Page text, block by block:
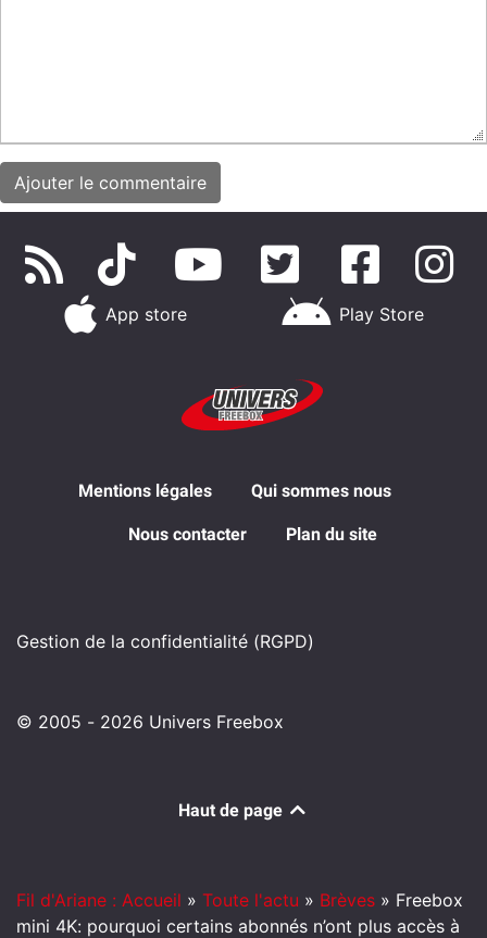
App store Play Store
Mentions légales Qui sommes nous
Nous contacter Plan du site
Gestion de la confidentialité (RGPD)
© 2005 - 2026 Univers Freebox
Haut de page
Fil d'Ariane : Accueil » Toute l'actu » Brèves » Freebox
mini 4K: pourquoi certains abonnés n’ont plus accès à